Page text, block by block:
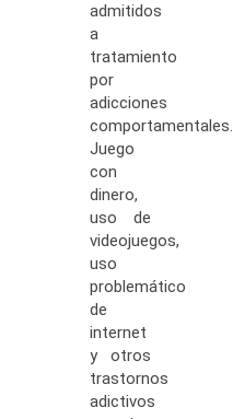
admitidos
a
tratamiento
por
adicciones
comportamentales.
Juego
con
dinero,
uso de
videojuegos,
uso
problemático
de
internet
y otros
trastornos
adictivos